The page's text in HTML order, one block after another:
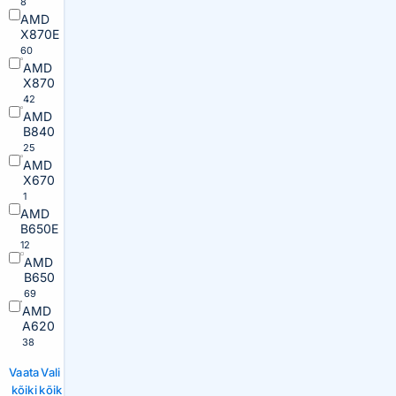
AMD
X870E
60
AMD
X870
42
AMD
B840
25
AMD
X670
1
AMD
B650E
12
AMD
B650
69
AMD
A620
38
Vaata
kõiki
Vali
kõik